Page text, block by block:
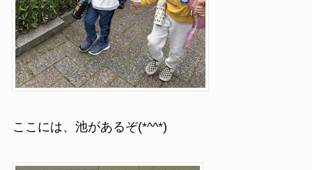
ここには、池があるぞ(*^^*)